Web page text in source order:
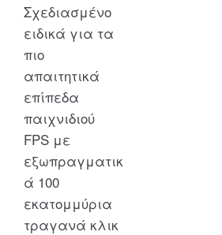
Σχεδιασμένο
ειδικά για τα
πιο
απαιτητικά
επίπεδα
παιχνιδιού
FPS με
εξωπραγματικ
ά 100
εκατομμύρια
τραγανά κλικ